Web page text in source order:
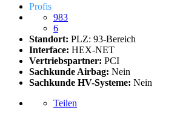
Profis
983
6
Standort: PLZ: 93-Bereich
Interface: HEX-NET
Vertriebspartner: PCI
Sachkunde Airbag: Nein
Sachkunde HV-Systeme: Nein
Teilen